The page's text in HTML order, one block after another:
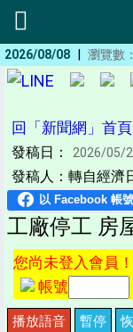
2026/08/08 | 瀏覽數：
回「新聞網」首頁
發稿日： 2026/05/
發稿人：轉自經濟
工廠停工 房
您尚未登入會員
帳號
播放語音 暫停